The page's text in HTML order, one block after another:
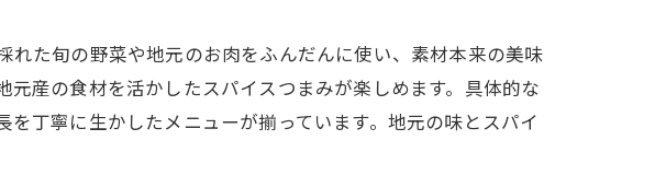
た旬の野菜や地元のお肉をふんだんに使い、素材本来の美味
産の食材を活かしたスパイスつまみが楽しめます。具体的な
丁寧に生かしたメニューが揃っています。地元の味とスパイ